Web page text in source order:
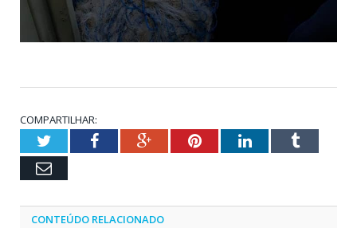
COMPARTILHAR:
TwitterFacebookGoogle+PinterestLinkedInTumblr
Email
CONTEÚDO RELACIONADO